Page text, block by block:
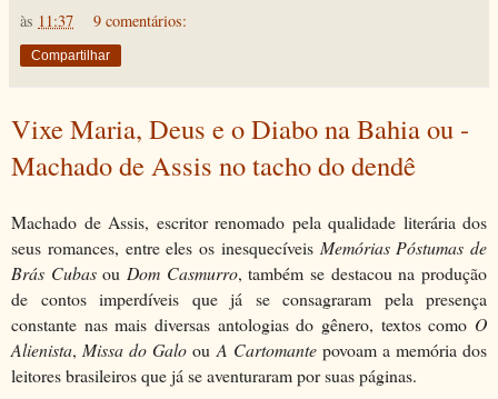
às 11:37 9 comentários:
Compartilhar
Vixe Maria, Deus e o Diabo na Bahia ou -
Machado de Assis no tacho do dendê
Machado de Assis, escritor renomado pela qualidade literária dos
seus romances, entre eles os inesquecíveis Memórias Póstumas de
Brás CubasouDom Casmurro, também se destacou na produção
de contos imperdíveis que já se consagraram pela presença
constante nas mais diversas antologias do gênero, textos como O
Alienista,Missa do Galo ouA Cartomantepovoam a memória dos
leitores brasileiros que já se aventuraram por suas páginas.